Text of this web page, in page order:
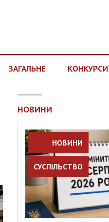
ЗАГАЛЬНЕ КОНКУРСИ
НОВИНИ
НОВИНИ
СУСПІЛЬСТВО